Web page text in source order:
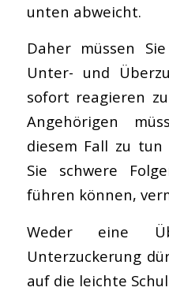
unten abweicht.
Daher müssen
Unter- und
sofort reagieren
Angehörigen
diesem Fall zu
Sie schwere
führen können,
Weder eine
Unterzuckerung
auf die leichte